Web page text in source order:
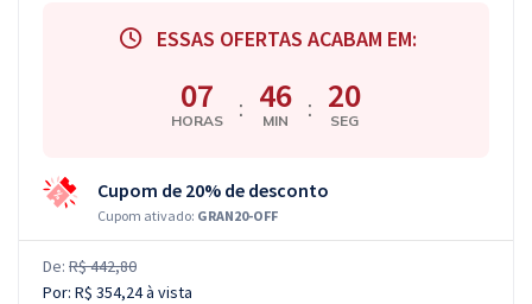
ESSAS OFERTAS ACABAM EM:
07
HORAS : 46
MIN : 20
SEG
Cupom de 20% de desconto
Cupom ativado: GRAN20-OFF
De: R$ 442,80
Por: R$ 354,24à vista